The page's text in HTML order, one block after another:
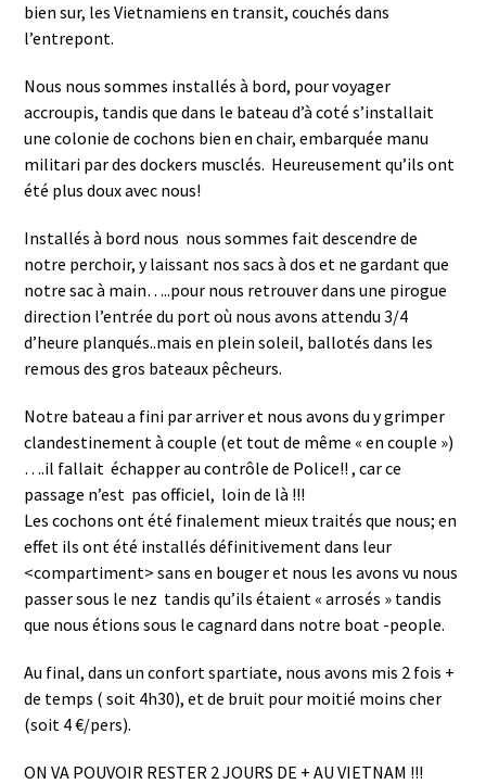
bien sur, les Vietnamiens en transit, couchés dans
l’entrepont.
Nous nous sommes installés à bord, pour voyager
accroupis, tandis que dans le bateau d’à coté s’installait
une colonie de cochons bien en chair, embarquée manu
militari par des dockers musclés. Heureusement qu’ils ont
été plus doux avec nous!
Installés à bord nous nous sommes fait descendre de
notre perchoir, y laissant nos sacs à dos et ne gardant que
notre sac à main…..pour nous retrouver dans une pirogue
direction l’entrée du port où nous avons attendu 3/4
d’heure planqués..mais en plein soleil, ballotés dans les
remous des gros bateaux pêcheurs.
Notre bateau a fini par arriver et nous avons du y grimper
clandestinement à couple (et tout de même « en couple »)
….il fallait échapper au contrôle de Police!! , car ce
passage n’est pas officiel, loin de là !!!
Les cochons ont été finalement mieux traités que nous; en
effet ils ont été installés définitivement dans leur
<compartiment> sans en bouger et nous les avons vu nous
passer sous le nez tandis qu’ils étaient « arrosés » tandis
que nous étions sous le cagnard dans notre boat -people.
Au final, dans un confort spartiate, nous avons mis 2 fois +
de temps ( soit 4h30), et de bruit pour moitié moins cher
(soit 4 €/pers).
ON VA POUVOIR RESTER 2 JOURS DE + AU VIETNAM !!!